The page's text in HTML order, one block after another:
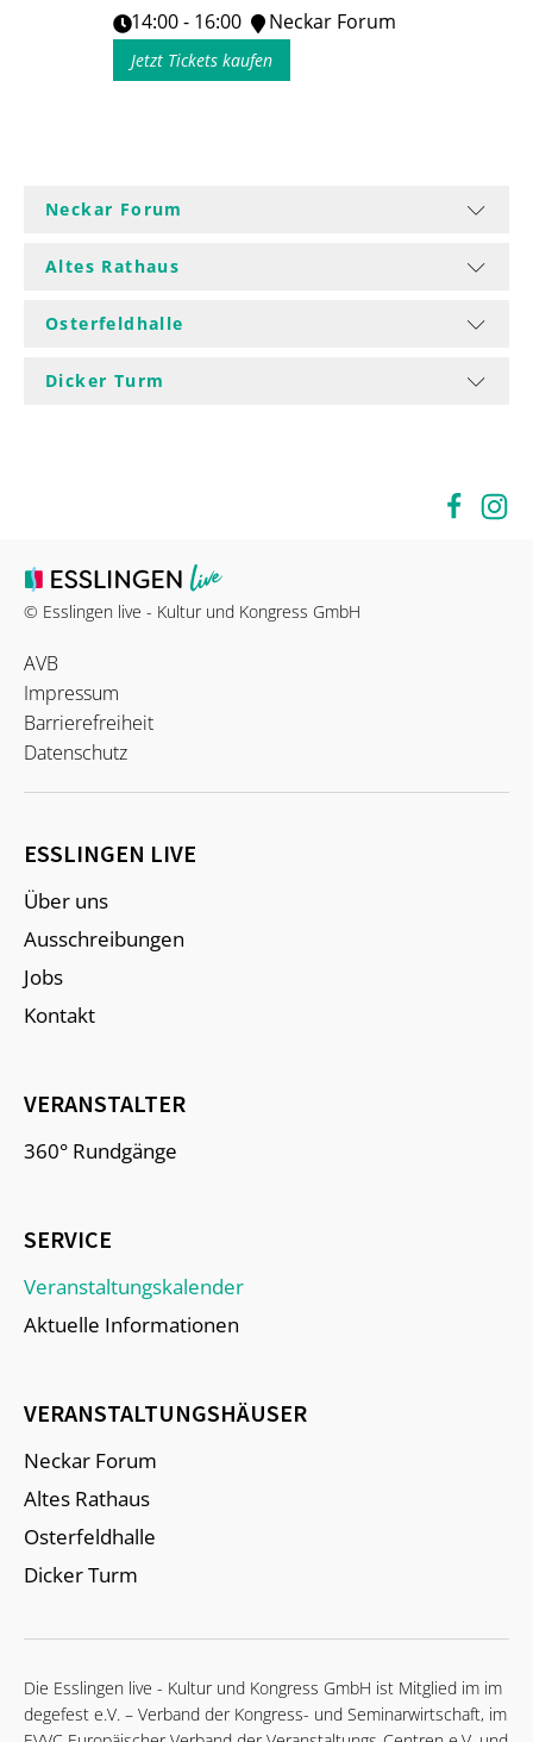
14:00 - 16:00
Neckar Forum
Jetzt Tickets kaufen
Neckar Forum
Altes Rathaus
Osterfeldhalle
Dicker Turm
© Esslingen live - Kultur und Kongress GmbH
AVB
Impressum
Barrierefreiheit
Datenschutz
ESSLINGEN LIVE
Über uns
Ausschreibungen
Jobs
Kontakt
VERANSTALTER
360° Rundgänge
SERVICE
Veranstaltungskalender
Aktuelle Informationen
VERANSTALTUNGSHÄUSER
Neckar Forum
Altes Rathaus
Osterfeldhalle
Dicker Turm
Die Esslingen live - Kultur und Kongress GmbH ist Mitglied im im
degefest e.V. – Verband der Kongress- und Seminarwirtschaft, im